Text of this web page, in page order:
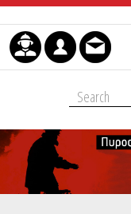
Skip to Content